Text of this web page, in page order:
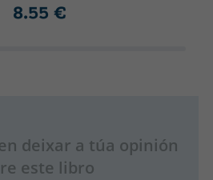
8.55 €
deixar a túa opinión
este libro